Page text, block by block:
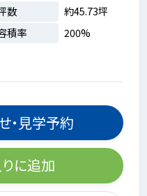
数
約45.73坪
積率 200%
・見学予約
に追加